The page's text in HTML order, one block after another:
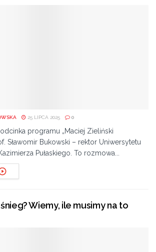
25 LIPCA 2025 0
programu „Maciej Zieliński
Sławomir Bukowski – rektor Uniwersytetu
Pułaskiego. To rozmowa...
Wiemy, ile musimy na to